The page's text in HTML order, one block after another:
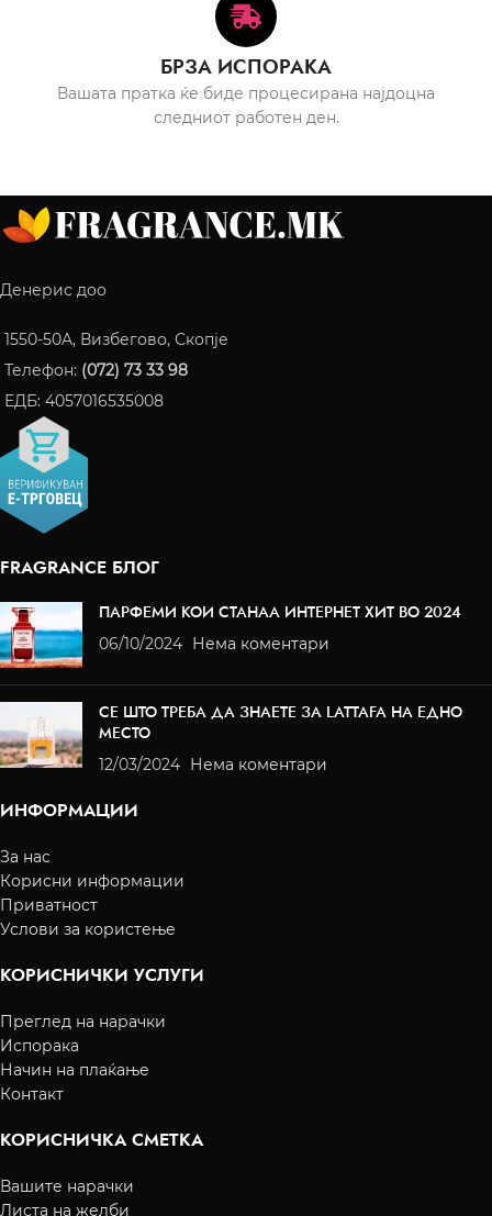
БРЗА ИСПОРАКА
Вашата пратка ќе биде процесирана најдоцна
следниот работен ден.
Денерис доо
1550-50A, Визбегово, Скопје
Телефон: (072) 73 33 98
ЕДБ: 4057016535008
FRAGRANCE БЛОГ
ПАРФЕМИ КОИ СТАНАА ИНТЕРНЕТ ХИТ ВО 2024
06/10/2024 Нема коментари
СЕ ШТО ТРЕБА ДА ЗНАЕТЕ ЗА LATTAFA НА ЕДНО
МЕСТО
12/03/2024 Нема коментари
ИНФОРМАЦИИ
За нас
Корисни информации
Приватност
Услови за користење
КОРИСНИЧКИ УСЛУГИ
Преглед на нарачки
Испорака
Начин на плаќање
Контакт
КОРИСНИЧКА СМЕТКА
Вашите нарачки
Листа на желби